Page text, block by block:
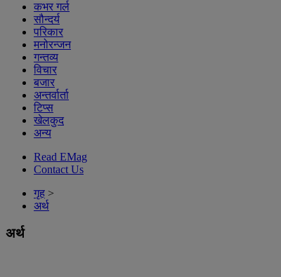
कभर गर्ल
सौन्दर्य
परिकार
मनोरन्जन
गन्तव्य
विचार
बजार
अन्तर्वार्ता
टिप्स
खेलकुद
अन्य
Read EMag
Contact Us
गृह >
अर्थ
अर्थ